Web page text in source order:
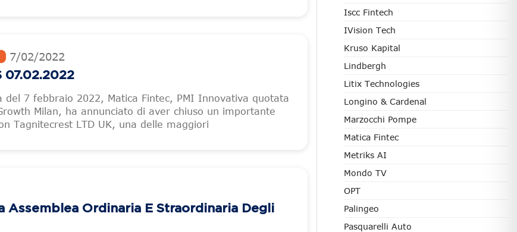
7/02/2022
07.02.2022
del 7 febbraio 2022, Matica Fintec, PMI Innovativa quotata
Milan, ha annunciato di aver chiuso un importante
Tagnitecrest LTD UK, una delle maggiori
Assemblea Ordinaria E Straordinaria Degli
Iscc Fintech
IVision Tech
Kruso Kapital
Lindbergh
Litix Technologies
Longino & Cardenal
Marzocchi Pompe
Matica Fintec
Metriks AI
Mondo TV
OPT
Palingeo
Pasquarelli Auto